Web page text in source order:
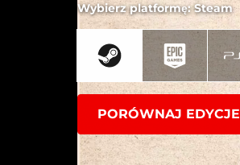
Wybierz platformę: Steam
PORÓWNAJ EDYCJE